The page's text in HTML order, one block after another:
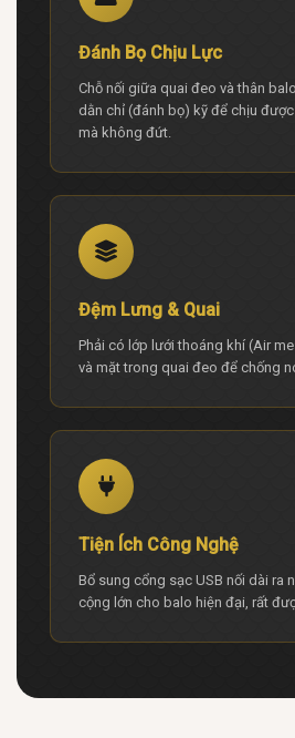
Đánh Bọ Chịu Lực
Chỗ nối giữa quai đeo và thân
dằn chỉ (đánh bọ) kỹ để chịu
mà không đứt.
Đệm Lưng & Quai
Phải có lớp lưới thoáng khí (Air
và mặt trong quai đeo để chống
Tiện Ích Công Nghệ
Bổ sung cổng sạc USB nối dài ra
cộng lớn cho balo hiện đại, rất